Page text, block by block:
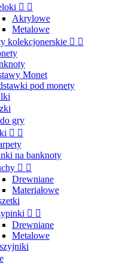
 
Akrylowe
Metalowe
kolekcjonerskie  
Monet
pod monety
gry
 
na banknoty
 
Drewniane
Materiałowe
 
Drewniane
Metalowe